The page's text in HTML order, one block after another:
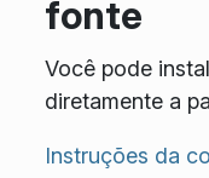
fonte
Você pode
diretamente a
Instruções da